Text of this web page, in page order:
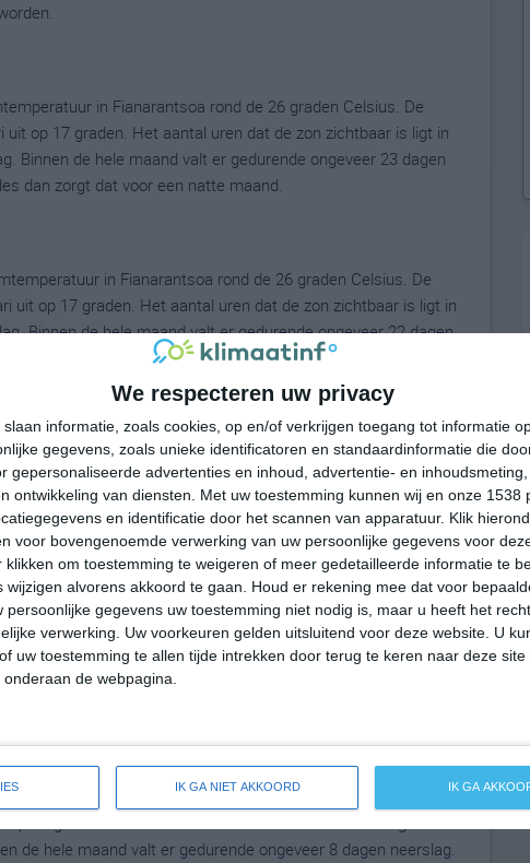
We respecteren uw privacy
slaan informatie, zoals cookies, op en/of verkrijgen toegang tot informatie
gegevens, zoals unieke identificatoren en standaardinformatie die
gepersonaliseerde advertenties en inhoud, advertentie- en inhoudsmeting,
ontwikkeling van diensten.
Met uw toestemming kunnen wij en onze 1538
en identificatie door het scannen van apparatuur. Klik
voor bovengenoemde verwerking van uw persoonlijke gegevens voor
klikken om toestemming te weigeren of meer gedetailleerde informatie te
alvorens akkoord te gaan.
Houd er rekening mee dat voor
persoonlijke gegevens uw toestemming niet nodig is, maar u heeft het
verwerking. Uw voorkeuren gelden uitsluitend voor deze website. U
uw toestemming te allen tijde intrekken door terug te keren naar deze site
de webpagina.
IK GA NIET AKKOORD IK GA
in Fianarantsoa rond de 26 graden Celsius. De
op 17 graden. Het aantal uren dat de zon zichtbaar is ligt in
Binnen de hele maand valt er gedurende ongeveer 23 dagen
dan zorgt dat voor een natte maand.
in Fianarantsoa rond de 26 graden Celsius. De
uit op 17 graden. Het aantal uren dat de zon zichtbaar is ligt in
Binnen de hele maand valt er gedurende ongeveer 22 dagen
dan zorgt dat voor een natte maand.
in Fianarantsoa rond de 25 graden Celsius. De
op 16 graden. Het aantal uren dat de zon zichtbaar is ligt in
Binnen de hele maand valt er gedurende ongeveer 20 dagen
dan zorgt dat voor een maand met vrij veel neerslag.
in Fianarantsoa rond de 24 graden Celsius. De
15 graden. Het aantal uren dat de zon zichtbaar is ligt in april
de hele maand valt er gedurende ongeveer 12 dagen neerslag.
dat voor niet zoveel neerslag deze maand.
in Fianarantsoa rond de 22 graden Celsius. De
12 graden. Het aantal uren dat de zon zichtbaar is ligt in mei
de hele maand valt er gedurende ongeveer 8 dagen neerslag.